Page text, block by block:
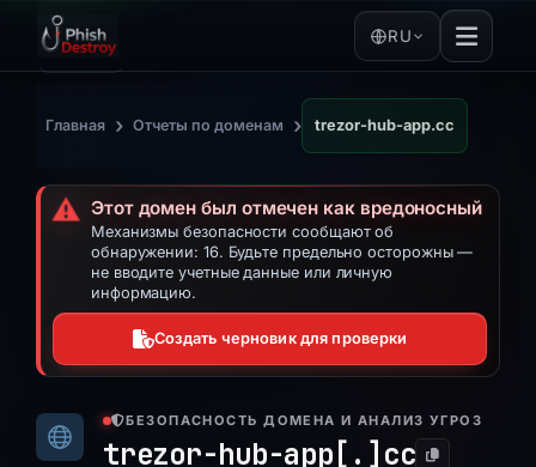
RU
Главная › Отчеты по доменам › trezor-hub-app.cc
⚠️ Этот домен был отмечен как вредоносный
Механизмы безопасности сообщают об
обнаружении: 16. Будьте предельно осторожны —
не вводите учетные данные или личную
информацию.
Создать черновик для проверки
БЕЗОПАСНОСТЬ ДОМЕНА И АНАЛИЗ УГРОЗ
trezor-hub-app[.] cc